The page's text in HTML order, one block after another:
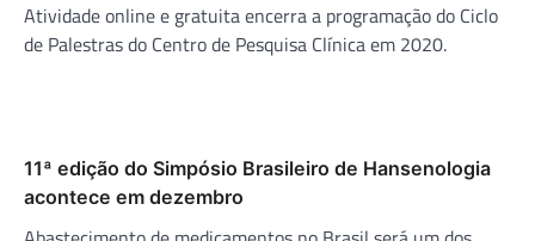
Atividade online e gratuita encerra a programação do Ciclo
de Palestras do Centro de Pesquisa Clínica em 2020.
11ª edição do Simpósio Brasileiro de Hansenologia
acontece em dezembro